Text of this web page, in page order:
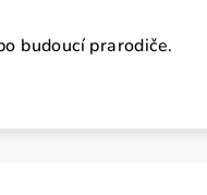
budoucí prarodiče.